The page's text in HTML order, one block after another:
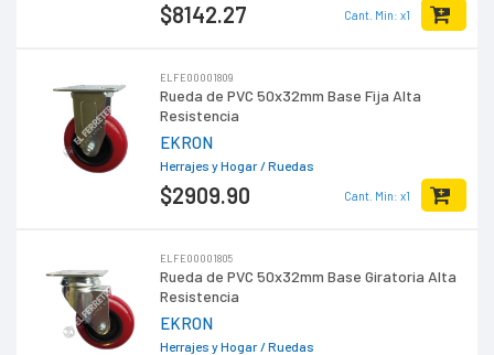
$8142.27 Cant. Min: x1
ELFE00001809
Rueda de PVC 50x32mm Base Fija Alta
Resistencia
EKRON
Herrajes y Hogar / Ruedas
$2909.90 Cant. Min: x1
ELFE00001805
Rueda de PVC 50x32mm Base Giratoria Alta
Resistencia
EKRON
Herrajes y Hogar / Ruedas